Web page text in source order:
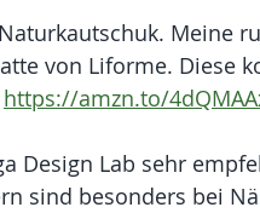
Meine
von Liforme. Diese
https://amzn.to/
Design Lab sehr
sind besonders bei